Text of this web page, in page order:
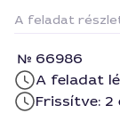
A feladat
66986
A feladat
Frissítve: 2